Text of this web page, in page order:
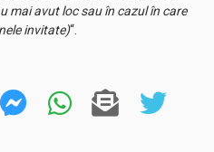
mai avut loc sau în cazul în care
invitate)“.